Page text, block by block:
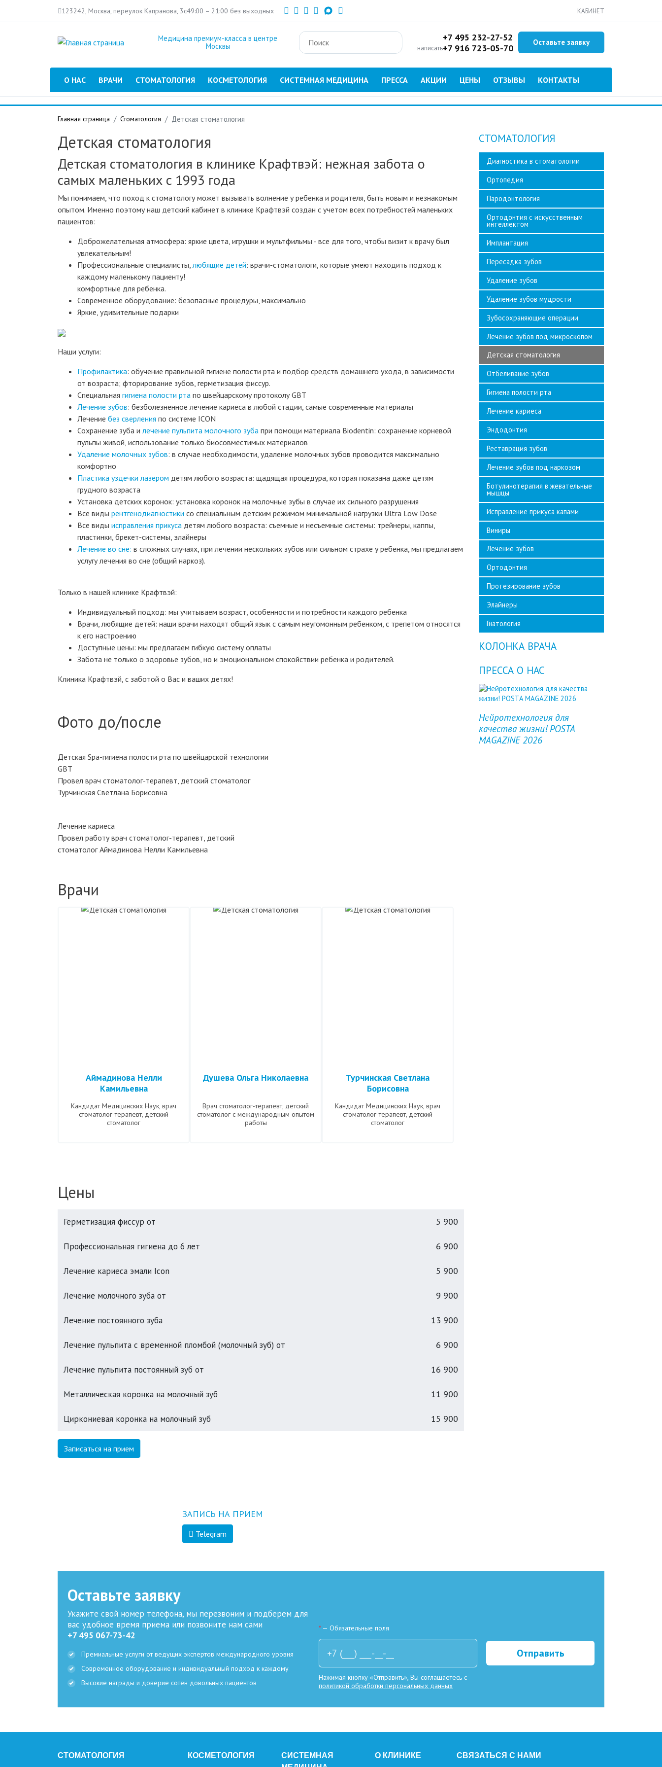
Перейти
основному
123242, Москва, переулок Капранова, 3с49:00 – 21:00 без выходных КАБИНЕТ
Медицина премиум-класса в центре
Москвы
+7 495 232-27-52
написать+7 916 723-05-70 Оставьте заявку
О НАС ВРАЧИ СТОМАТОЛОГИЯ КОСМЕТОЛОГИЯ СИСТЕМНАЯ МЕДИЦИНА ПРЕССА АКЦИИ ЦЕНЫ ОТЗЫВЫ КОНТАКТЫ
Главная страница Стоматология Детская стоматология
Детская стоматология
Детская стоматология в клинике Крафтвэй: нежная забота о
самых маленьких с 1993 года
Мы понимаем, что поход к стоматологу может вызывать волнение у ребенка и родителя, быть новым и незнакомым
опытом. Именно поэтому наш детский кабинет в клинике Крафтвэй создан с учетом всех потребностей маленьких
пациентов:
Доброжелательная атмосфера: яркие цвета, игрушки и мультфильмы - все для того, чтобы визит к врачу был
увлекательным!
Профессиональные специалисты,любящие детей: врачи-стоматологи, которые умеют находить подход к
каждому маленькому пациенту!
комфортные для ребенка.
Современное оборудование: безопасные процедуры, максимально
Яркие, удивительные подарки
Наши услуги:
Профилактика: обучение правильной гигиене полости рта и подбор средств домашнего ухода, в зависимости
от возраста; фторирование зубов, герметизация фиссур.
Специальная гигиена полости рта по швейцарскому протоколу GBT
Лечение зубов: безболезненное лечение кариеса в любой стадии, самые современные материалы
Лечение без сверления по системе ICON
Сохранение зуба илечение пульпита молочного зуба при помощи материала Biodentin: сохранение корневой
пульпы живой, использование только биосовместимых материалов
Удаление молочных зубов: в случае необходимости, удаление молочных зубов проводится максимально
комфортно
Пластика уздечки лазером детям любого возраста: щадящая процедура, которая показана даже детям
грудного возраста
Установка детских коронок: установка коронок на молочные зубы в случае их сильного разрушения
Все виды рентгенодиагностики со специальным детским режимом минимальной нагрузки Ultra Low Dose
Все виды исправления прикуса детям любого возраста: съемные и несъемные системы: трейнеры, каппы,
пластинки, брекет-системы, элайнеры
Лечение во сне: в сложных случаях, при лечении нескольких зубов или сильном страхе у ребенка, мы предлагаем
услугу лечения во сне (общий наркоз).
Только в нашей клинике Крафтвэй:
Индивидуальный подход: мы учитываем возраст, особенности и потребности каждого ребенка
Врачи, любящие детей: наши врачи находят общий язык с самым неугомонным ребенком, с трепетом относятся
к его настроению
Доступные цены: мы предлагаем гибкую систему оплаты
Забота не только о здоровье зубов, но и эмоциональном спокойствии ребенка и родителей.
Клиника Крафтвэй, с заботой о Вас и ваших детях!
Фото до/после
Детская Spa-гигиена полости рта по швейцарской технологии
GBT
Провел врач стоматолог-терапевт, детский стоматолог
Турчинская Светлана Борисовна
Лечение кариеса
Провел работу врач стоматолог-терапевт, детский
стоматолог Аймадинова Нелли Камильевна
Врачи
Аймадинова Нелли
Камильевна
Кандидат Медицинских Наук, врач
стоматолог-терапевт, детский
стоматолог
Душева Ольга Николаевна
Врач стоматолог-терапевт, детский
стоматолог с международным опытом
работы
Турчинская Светлана
Борисовна
Кандидат Медицинских Наук, врач
стоматолог-терапевт, детский
стоматолог
Цены
Герметизация фиссур от 5 900
Профессиональная гигиена до 6 лет 6 900
Лечение кариеса эмали Icon 5 900
Лечение молочного зуба от 9 900
Лечение постоянного зуба 13 900
Лечение пульпита с временной пломбой (молочный зуб) от 6 900
Лечение пульпита постоянный зуб от 16 900
Металлическая коронка на молочный зуб 11 900
Циркониевая коронка на молочный зуб 15 900
Записаться на прием
ЗАПИСЬ НА ПРИЕМ
Telegram
СТОМАТОЛОГИЯ
Диагностика в стоматологии
Ортопедия
Пародонтология
Ортодонтия с искусственным
интеллектом
Имплантация
Пересадка зубов
Удаление зубов
Удаление зубов мудрости
Зубосохраняющие операции
Лечение зубов под микроскопом
Детская стоматология
Отбеливание зубов
Гигиена полости рта
Лечение кариеса
Эндодонтия
Реставрация зубов
Лечение зубов под наркозом
Ботулинотерапия в жевательные
мышцы
Исправление прикуса капами
Виниры
Лечение зубов
Ортодонтия
Протезирование зубов
Элайнеры
Гнатология
КОЛОНКА ВРАЧА
ПРЕССА О НАС
Нейротехнология для
качества жизни! POSTA
MAGAZINE 2026
Previous
Оставьте заявку
Укажите свой номер телефона, мы перезвоним и подберем для
вас удобное время приема или позвоните нам сами
+7 495 067-73-42
Премиальные услуги от ведущих экспертов международного уровня
Современное оборудование и индивидуальный подход к каждому
Высокие награды и доверие сотен довольных пациентов
*— Обязательные поля
Отправить
Нажимая кнопку «Отправить», Вы соглашаетесь с
политикой обработки персональных данных
СТОМАТОЛОГИЯ КОСМЕТОЛОГИЯ
СИСТЕМНАЯ
О КЛИНИКЕ СВЯЗАТЬСЯ С НАМИ